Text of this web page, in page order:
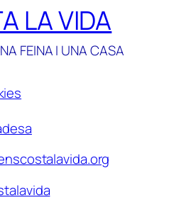
LA VIDA
FEINA I UNA CASA